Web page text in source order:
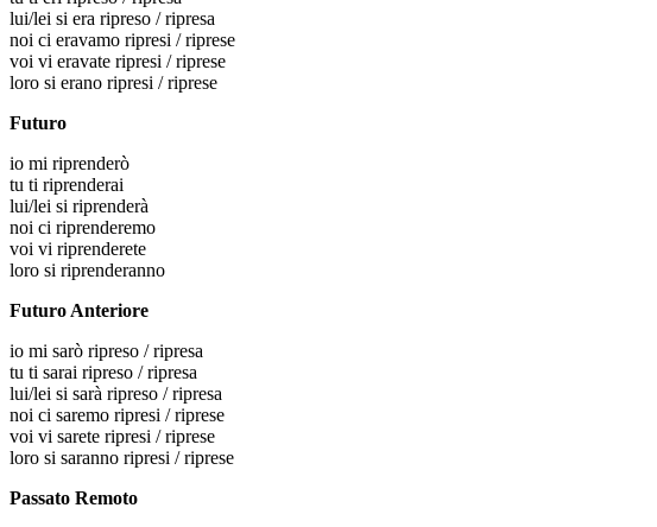
lui/lei si era ripreso / ripresa
noi ci eravamo ripresi / riprese
voi vi eravate ripresi / riprese
loro si erano ripresi / riprese
Futuro
io mi riprenderò
tu ti riprenderai
lui/lei si riprenderà
noi ci riprenderemo
voi vi riprenderete
loro si riprenderanno
Futuro Anteriore
io mi sarò ripreso / ripresa
tu ti sarai ripreso / ripresa
lui/lei si sarà ripreso / ripresa
noi ci saremo ripresi / riprese
voi vi sarete ripresi / riprese
loro si saranno ripresi / riprese
Passato Remoto